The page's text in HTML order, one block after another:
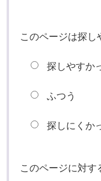
このページは探し
探しやすか
ふつう
探しにくか
このページに対す